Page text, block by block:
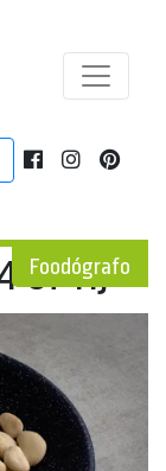
Foodógrafo
of 11)